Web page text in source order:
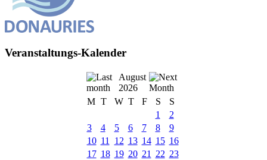
Veranstaltungs-Kalender
August
2026
M T W T F S
S
1
2
3
4 5 6 7 8
9
10 11 12 13 14 15 16
17 18 19 20 21 22 23